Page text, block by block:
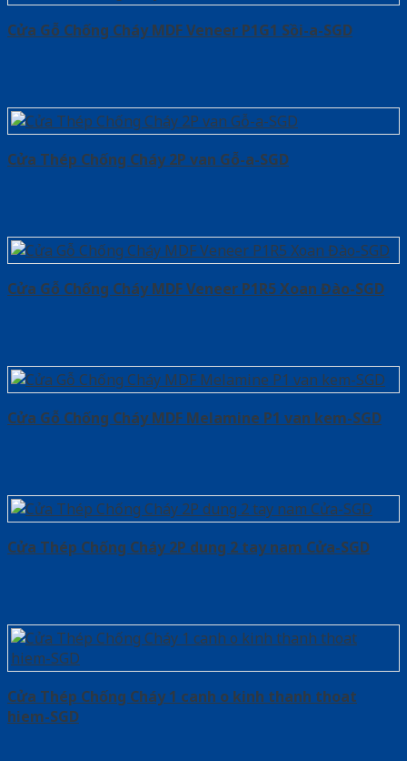
Cửa Gỗ Chống Cháy MDF Veneer P1G1 Sồi-a-SGD
Cửa Thép Chống Cháy 2P van Gỗ-a-SGD
Cửa Gỗ Chống Cháy MDF Veneer P1R5 Xoan Đào-SGD
Cửa Gỗ Chống Cháy MDF Melamine P1 van kem-SGD
Cửa Thép Chống Cháy 2P dung 2 tay nam Cửa-SGD
Cửa Thép Chống Cháy 1 canh o kinh thanh thoat
hiem-SGD